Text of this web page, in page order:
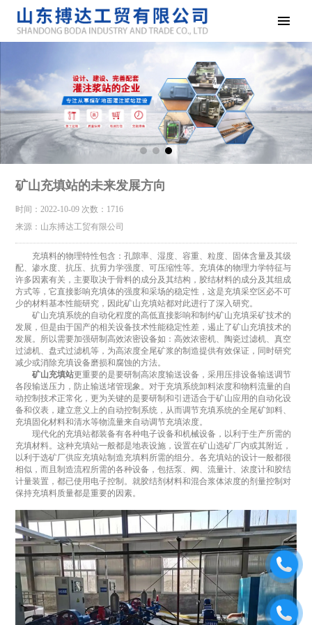
矿山充填站的未来发展方向
时间：2022-10-09 次数：1716
来源：山东搏达工贸有限公司
充填料的物理特性包含：孔隙率、湿度、容重、粒度、固体含量及其级
配、渗水度、抗压、抗剪力学强度、可压缩性等。充填体的物理力学特征与
许多因素有关，主要取决于骨料的成分及其结构，胶结材料的成分及其组成
方式等，它直接影响充填体的强度和采场的稳定性，这是充填采空区必不可
少的材料基本性能研究，因此矿山充填站都对此进行了深入研究。
矿山充填系统的自动化程度的高低直接影响和制约矿山充填采矿技术的
发展，但是由于国产的相关设备技术性能稳定性差，遏止了矿山充填技术的
发展。所以需要加强研制高效浓密设备如：高效浓密机、陶瓷过滤机、真空
过滤机、盘式过滤机等，为高浓度全尾矿浆的制造提供有效保证，同时研究
减少或消除充填设备磨损和腐蚀的方法。
矿山充填站更重要的是要研制高浓度输送设备，采用压排设备输送调节
各段输送压力，防止输送堵管现象。对于充填系统卸料浓度和物料流量的自
动控制技术正常化，更为关键的是要研制和引进适合于矿山应用的自动化设
备和仪表，建立意义上的自动控制系统，从而调节充填系统的全尾矿卸料、
充填固化材料和清水等物流量来自动调节充填浓度。
现代化的充填站都装备有各种电子设备和机械设备，以利于生产所需的
充填材料。这种充填站一般都是地表设施，设置在矿山选矿厂内或其附近，
以利于选矿厂供应充填站制造充填料所需的组分。各充填站的设计一般都很
相似，而且制造流程所需的各种设备，包括泵、阀、流量计、浓度计和胶结
计量装置，都已使用电子控制。就胶结剂材料和混合浆体浓度的剂量控制对
保持充填料质量都是重要的因素。